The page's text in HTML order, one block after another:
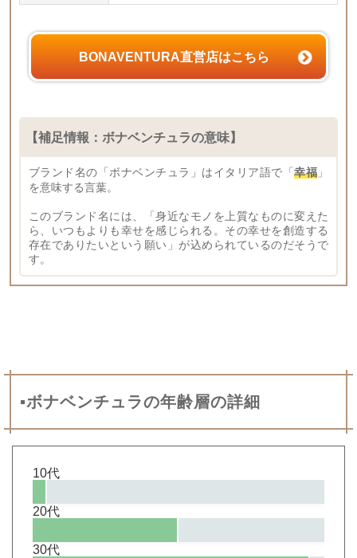
BONAVENTURA直営店はこちら
【補足情報：ボナベンチュラの意味】
ブランド名の「ボナベンチュラ」はイタリア語で「幸福 」
を意味する言葉。
このブランド名には、
身近なモノを上質なものに変えた
ら、いつもよりも幸せを感じられる。その幸せを創造する
存在でありたいという願い
が込められているのだそうで
す。
▪ボナベンチュラの年齢層の詳細
10代
20代
30代